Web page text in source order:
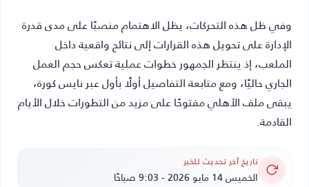
وفي ظل هذه التحركات، يظل الاهتمام منصبًا على مدى قدرة
الإدارة على تحويل هذه القرارات إلى نتائج واقعية داخل
الملعب، إذ ينتظر الجمهور خطوات عملية تعكس حجم العمل
الجاري حاليًا، ومع متابعة التفاصيل أولًا بأول عبر نايس كورة،
يبقى ملف الأهلي مفتوحًا على مزيد من التطورات خلال الأيام
القادمة.
تاريخ آخر تحديث للخبر
الخميس 14 مايو 2026 - 9:03 صباحًا